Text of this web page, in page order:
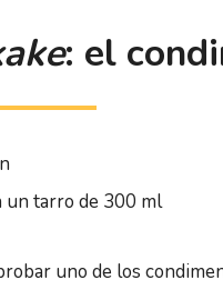
: el
un tarro de 300 ml
uno de los